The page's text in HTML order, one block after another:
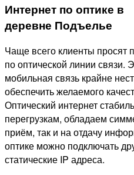
Интернет по оптике в
деревне Подъелье
Чаще всего клиенты просят
по оптической линии связи.
мобильная связь крайне
обеспечить желаемого
Оптический интернет
перегрузкам, обладаем
приём, так и на отдачу
оптике можно подключать
статические IP адреса.